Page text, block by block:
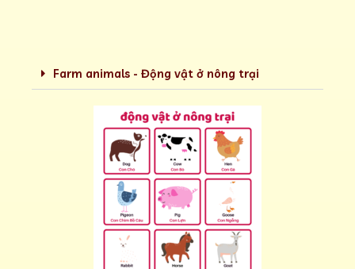
Farm animals - Động vật ở nông trại